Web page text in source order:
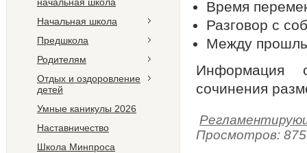
Начальная школа
Предшкола
Родителям
Отдых и оздоровление
детей
Умные каникулы 2026
Наставничество
Школа Минпроса
Время
Разговор с
Между
Информация
сочинения
Просмотров: